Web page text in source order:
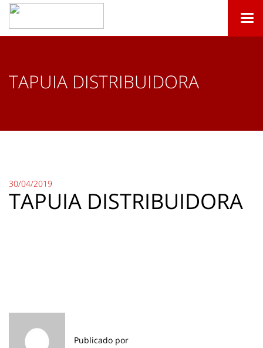
TAPUIA DISTRIBUIDORA
30/04/2019
TAPUIA DISTRIBUIDORA
Publicado por